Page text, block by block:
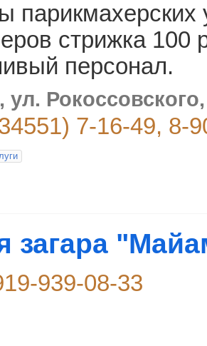
парикмахерских
стрижка 100
персонал.
ул.
7-16-49, 8-
загара
939-08-33